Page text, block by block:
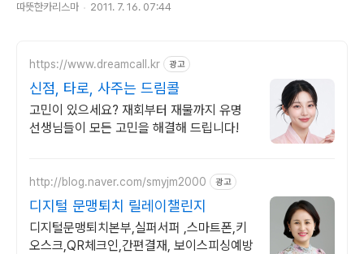
따뜻한카리스마 2011. 7. 16. 07:44
https://www.dreamcall.kr 광고
신점, 타로, 사주는 드림콜
고민이 있으세요? 재회부터 재물까지 유명
선생님들이 모든 고민을 해결해 드립니다!
http://blog.naver.com/smyjm2000 광고
디지털 문맹퇴치 릴레이챌린지
디지털문맹퇴치본부,실퍼서퍼 ,스마트폰,키
오스크,QR체크인,간편결재, 보이스피싱예방